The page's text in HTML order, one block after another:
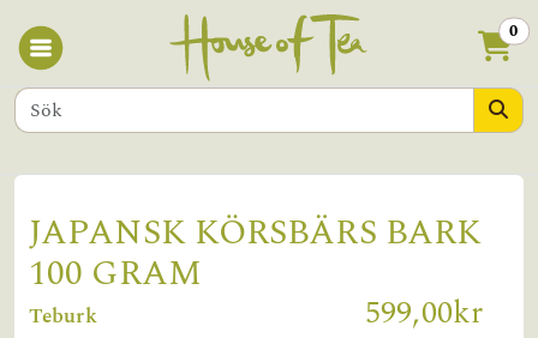
0
JAPANSK KÖRSBÄRS BARK
100 GRAM
Teburk 599,00kr